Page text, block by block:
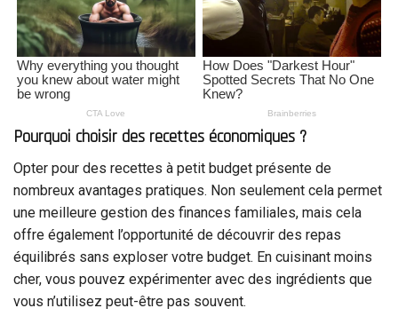
Pourquoi choisir des recettes économiques ?
Opter pour des recettes à petit budget présente de
nombreux avantages pratiques. Non seulement cela permet
une meilleure gestion des finances familiales, mais cela
offre également l’opportunité de découvrir des repas
équilibrés sans exploser votre budget. En cuisinant moins
cher, vous pouvez expérimenter avec des ingrédients que
vous n’utilisez peut-être pas souvent.